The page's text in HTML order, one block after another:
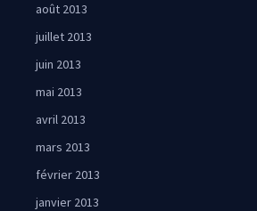
août 2013
juillet 2013
juin 2013
mai 2013
avril 2013
mars 2013
février 2013
janvier 2013